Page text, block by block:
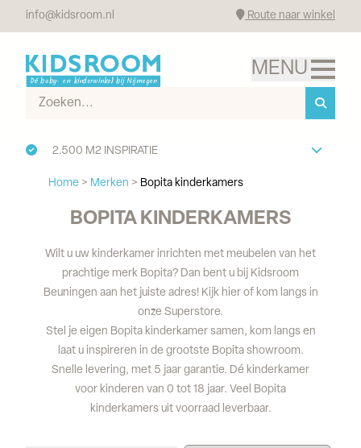
info@kidsroom.nl Route naar winkel
2.500 M2 INSPIRATIE
Home > Merken > Bopita kinderkamers
BOPITA KINDERKAMERS
Wilt u uw kinderkamer inrichten met meubelen van het
prachtige merk Bopita? Dan bent u bij Kidsroom
Beuningen aan het juiste adres! Kijk hier of kom langs in
onze Superstore.
Stel je eigen Bopita kinderkamer samen, kom langs en
laat u inspireren in de grootste Bopita showroom.
Snelle levering, met 5 jaar garantie. Dé kinderkamer
voor kinderen van 0 tot 18 jaar. Veel Bopita
kinderkamers uit voorraad leverbaar.